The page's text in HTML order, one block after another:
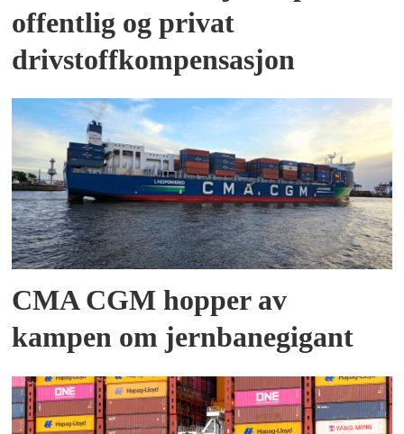
offentlig og privat
drivstoffkompensasjon
CMA CGM hopper av
kampen om jernbanegigant